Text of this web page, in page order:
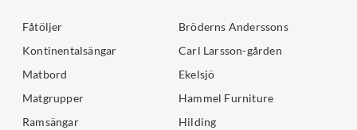
Fåtöljer
Kontinentalsängar
Matbord
Matgrupper
Ramsängar
Bröderns Anderssons
Carl Larsson-gården
Ekelsjö
Hammel Furniture
Hilding